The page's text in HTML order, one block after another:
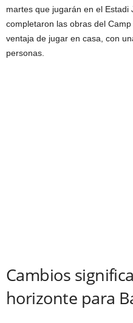
martes que jugarán en el
completaron las obras del
ventaja de jugar en casa, con
personas.
Cambios
horizonte para